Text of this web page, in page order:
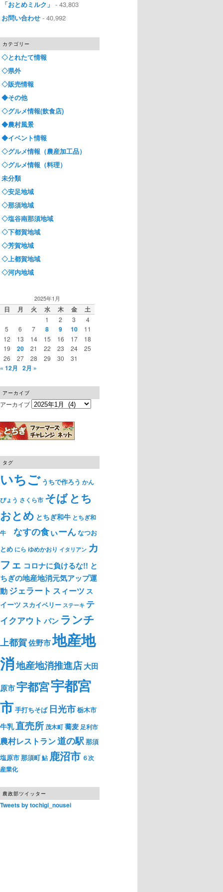
「おとめミルク」 - 43,803
お問い合わせ - 40,992
カテゴリー
◇とれたて情報
◇県外
◇販売情報
◆その他
◇グルメ情報(飲食店)
◆農村風景
◆イベント情報
◇グルメ情報（農産加工品）
◇グルメ情報（料理）
未分類
◇安足地域
◇那須地域
◇塩谷南那須地域
◇下都賀地域
◇芳賀地域
◇上都賀地域
◇河内地域
2025年1月
日 月 火 水 木 金 土
1 2 3
4
5
6 7 8 9 10
11
12
13 14 15 16 17
18
19
20 21 22 23 24
25
26
27 28 29 30 31
« 12月 2月 »
アーカイブ
アーカイブ
タグ
いちご うちで作ろう かん
ぴょう さくら市 そばとち
おとめ とちぎ和牛 とちぎ和
牛
なすの食ぃーんなつお
とめ にら ゆめかおり イタリアン カ
フェ コロナに負けるな!! と
ちぎの地産地消元気アップ運
動ジェラート スィーツ ス
イーツ スカイベリー ステーキ テ
イクアウト パン ランチ
上都賀佐野市地産地
消地産地消推進店大田
原市宇都宮宇都宮
市手打ちそば 日光市栃木市
牛乳直売所 茂木町蕎麦 足利市
農村レストラン道の駅那須
塩原市那須町鮎 鹿沼市 ６次
産業化
農政部ツイッター
Tweets by tochigi_nousei